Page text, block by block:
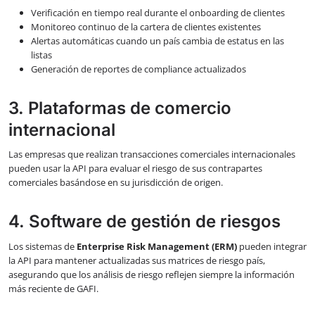
Verificación en tiempo real durante el onboarding de clientes
Monitoreo continuo de la cartera de clientes existentes
Alertas automáticas cuando un país cambia de estatus en las
listas
Generación de reportes de compliance actualizados
3. Plataformas de comercio
internacional
Las empresas que realizan transacciones comerciales internacionales
pueden usar la API para evaluar el riesgo de sus contrapartes
comerciales basándose en su jurisdicción de origen.
4. Software de gestión de riesgos
Los sistemas de Enterprise Risk Management (ERM) pueden integrar
la API para mantener actualizadas sus matrices de riesgo país,
asegurando que los análisis de riesgo reflejen siempre la información
más reciente de GAFI.